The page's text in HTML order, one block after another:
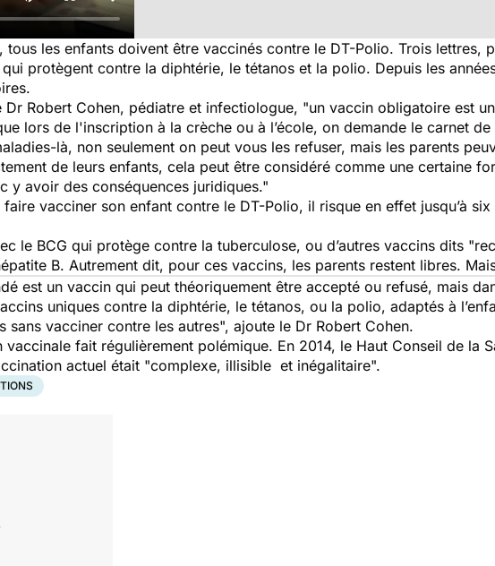
tous les enfants doivent être vaccinés contre le DT-Polio. Trois lettres,
protègent contre la diphtérie, le tétanos et la polio. Depuis les
Dr Robert Cohen, pédiatre et infectiologue, "un vaccin obligatoire est
lors de l'inscription à la crèche ou à l’école, on demande le carnet
là, non seulement on peut vous les refuser, mais les parents
de leurs enfants, cela peut être considéré comme une certaine
y avoir des conséquences juridiques."
vacciner son enfant contre le DT-Polio, il risque en effet jusqu’à
le BCG qui protège contre la tuberculose, ou d’autres vaccins dits
B. Autrement dit, pour ces vaccins, les parents restent libres.
est un vaccin qui peut théoriquement être accepté ou refusé, mais
uniques contre la diphtérie, le tétanos, ou la polio, adaptés à
sans vacciner contre les autres", ajoute le Dr Robert Cohen.
fait régulièrement polémique. En 2014, le Haut Conseil de la
actuel était "complexe, illisible et inégalitaire".